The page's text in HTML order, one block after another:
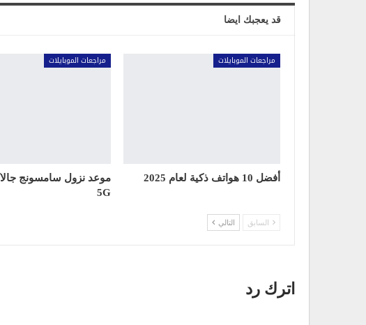
قد يعجبك ايضا
مراجعات الموبايلات
أفضل 10 هواتف ذكية لعام 2025
مراجعات الموبايلات
5G
السابق التالي
اترك رد